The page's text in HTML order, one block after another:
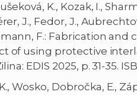
K., Kozak, I.,
J., Fedor, J.,
F.: Fabrication and
using protective
EDIS 2025, p. 31-35.
Wosko, Dobročka, E.,